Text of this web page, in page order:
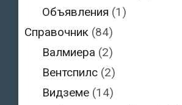
Объявления (1)
Справочник (84)
Валмиера (2)
Вентспилс(2)
Видземе(14)